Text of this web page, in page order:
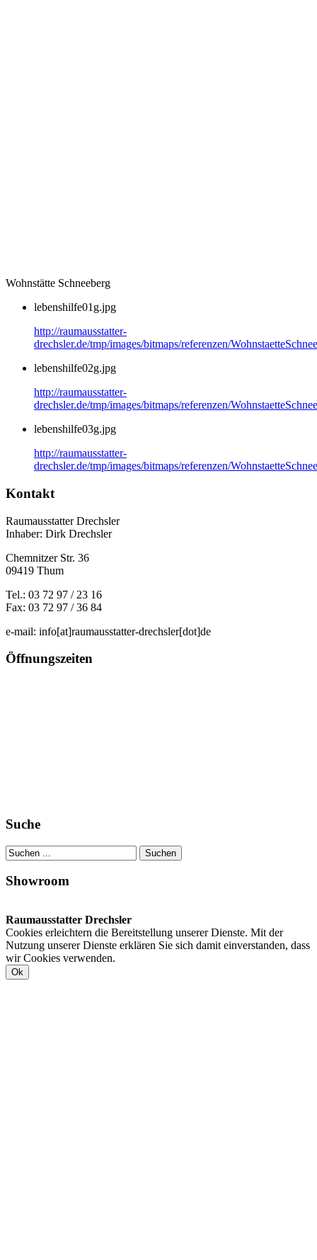
Wohnstätte Schneeberg
lebenshilfe01g.jpg
http://raumausstatter-
drechsler.de/tmp/images/bitmaps/referenzen/
lebenshilfe02g.jpg
http://raumausstatter-
drechsler.de/tmp/images/bitmaps/referenzen/
lebenshilfe03g.jpg
http://raumausstatter-
drechsler.de/tmp/images/bitmaps/referenzen/
Kontakt
Raumausstatter Drechsler
Inhaber: Dirk Drechsler
Chemnitzer Str. 36
09419 Thum
Tel.: 03 72 97 / 23 16
Fax: 03 72 97 / 36 84
e-mail: info[at]raumausstatter-drechsler[dot]de
Öffnungszeiten
Suche
Showroom
Raumausstatter Drechsler
Cookies erleichtern die Bereitstellung unserer Dienste. Mit der
Nutzung unserer Dienste erklären Sie sich damit einverstanden, dass
wir Cookies verwenden.
Ok